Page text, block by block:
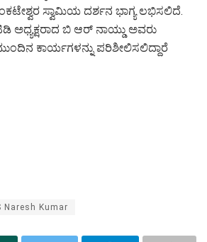
ಸ್ವಾಮಿಯ ದರ್ಶನ ಭಾಗ್ಯ ಲಭಿಸಲಿದೆ.
ಅಧ್ಯಕ್ಷರಾದ ಬಿ ಆರ್‌ ನಾಯ್ಡು ಅವರು
ಕಾರ್ಯಗಳನ್ನು ಪರಿಶೀಲಿಸಲಿದ್ದಾರೆ
Naresh Kumar